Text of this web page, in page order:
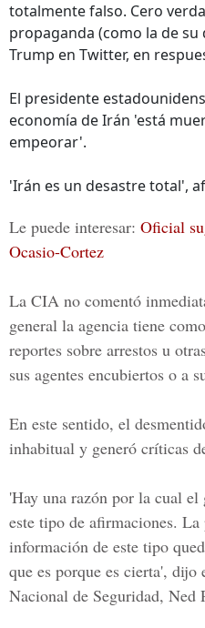
totalmente falso. Cero
propaganda (como la de
Trump en Twitter, en
El presidente
economía de Irán 'está
empeorar'.
'Irán es un desastre total',
Le puede interesar: Oficial
Ocasio-Cortez
La CIA no comentó
general la agencia tiene
reportes sobre arrestos u
sus agentes encubiertos o a
En este sentido, el
inhabitual y generó críticas
'Hay una razón por la cual
este tipo de afirmaciones.
información de este tipo
que es porque es cierta', dijo
Nacional de Seguridad, Ned